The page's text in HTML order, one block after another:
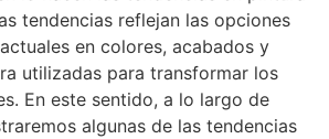
tendencias reflejan las opciones
en colores, acabados y
utilizadas para transformar los
En este sentido, a lo largo de
algunas de las tendencias